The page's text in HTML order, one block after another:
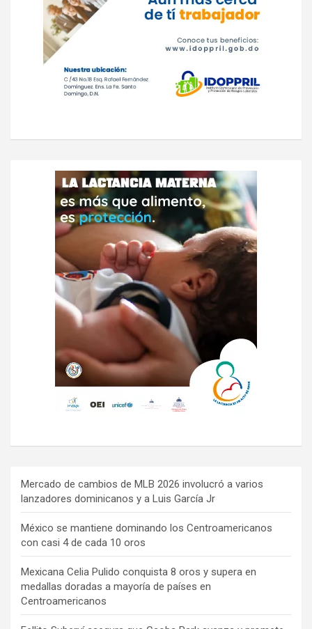
Mercado de cambios de MLB 2026 involucró a varios
lanzadores dominicanos y a Luis García Jr
México se mantiene dominando los Centroamericanos
con casi 4 de cada 10 oros
Mexicana Celia Pulido conquista 8 oros y supera en
medallas doradas a mayoría de países en
Centroamericanos